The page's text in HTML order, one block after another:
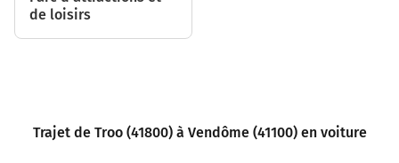
sur 70 mètres
de loisirs
Trajet de Troo (41800) à Vendôme (41100) en voiture